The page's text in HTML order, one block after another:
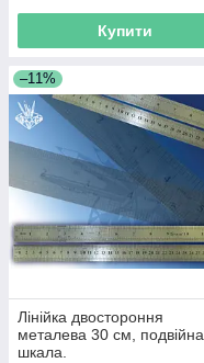
Купити
–11%
Лінійка двостороння
металева 30 см, подвійна
шкала.